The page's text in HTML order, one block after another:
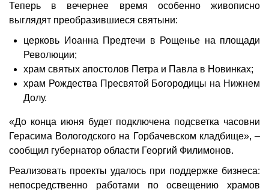
Теперь в вечернее время особенно живописно
выглядят преобразившиеся святыни:
церковь Иоанна Предтечи в Рощенье на площади
Революции;
храм святых апостолов Петра и Павла в Новинках;
храм Рождества Пресвятой Богородицы на Нижнем
Долу.
«До конца июня будет подключена подсветка часовни
Герасима Вологодского на Горбачевском кладбище», –
сообщил губернатор области Георгий Филимонов.
Реализовать проекты удалось при поддержке бизнеса:
непосредственно работами по освещению храмов